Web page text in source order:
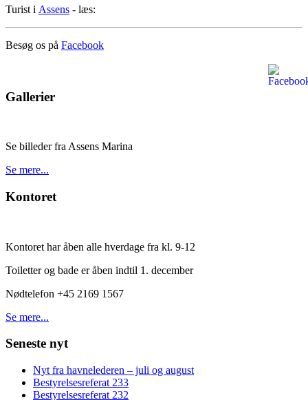
Turist i Assens - læs:
Besøg os på Facebook
Gallerier
Se billeder fra Assens Marina
Se mere...
Kontoret
Kontoret har åben alle hverdage fra kl. 9-12
Toiletter og bade er åben indtil 1. december
Nødtelefon +45 2169 1567
Se mere...
Seneste nyt
Nyt fra havnelederen – juli og august
Bestyrelsesreferat 233
Bestyrelsesreferat 232